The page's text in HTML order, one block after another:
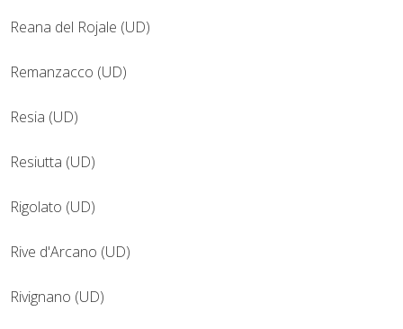
Reana del Rojale (UD)
Remanzacco (UD)
Resia (UD)
Resiutta (UD)
Rigolato (UD)
Rive d'Arcano (UD)
Rivignano (UD)